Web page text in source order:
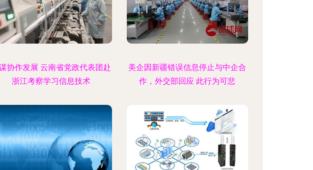
协作发展 云南省党政代表团赴
浙江考察学习信息技术
美企因新疆错误信息停止与中企合
作，外交部回应 此行为可悲